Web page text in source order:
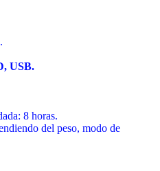
USB.
8 horas.
del peso, modo de